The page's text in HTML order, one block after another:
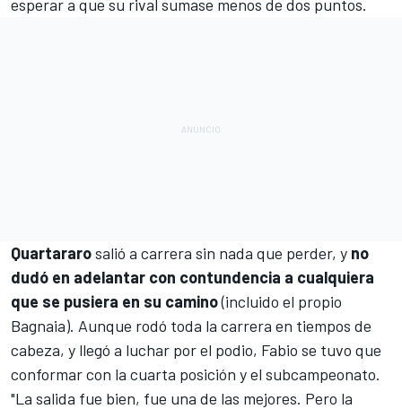
esperar a que su rival sumase menos de dos puntos.
Quartararosalió a carrera sin nada que perder, y no
dudó en adelantar con contundencia a cualquiera
que se pusiera en su camino(incluido el propio
Bagnaia). Aunque rodó toda la carrera en tiempos de
cabeza, y llegó a luchar por el podio, Fabio se tuvo que
conformar con la cuarta posición y el subcampeonato.
"La salida fue bien, fue una de las mejores. Pero la